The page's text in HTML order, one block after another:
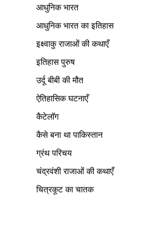
आधुनिक भारत
आधुनिक भारत का इतिहास
इक्ष्वाकु राजाओं की कथाएँ
इतिहास पुरुष
उर्दू बीबी की मौत
ऐतिहासिक घटनाएँ
कैटेलॉग
कैसे बना था पाकिस्तान
ग्रंथ परिचय
चंद्रवंशी राजाओं की कथाएँ
चित्रकूट का चातक